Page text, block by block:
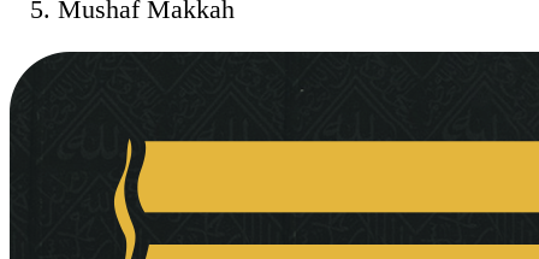
Mushaf Makkah